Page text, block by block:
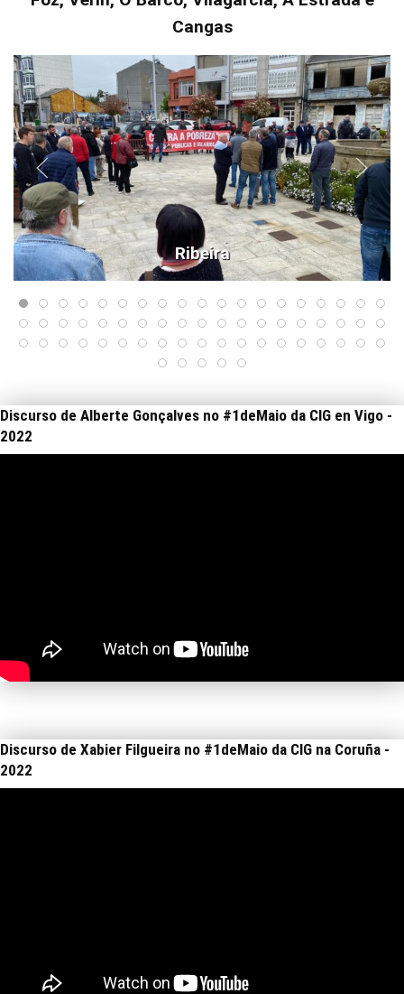
Cangas
Ribeira
Discurso de Alberte Gonçalves no #1deMaio da CIG en Vigo -
2022
Discurso de Xabier Filgueira no #1deMaio da CIG na Coruña -
2022